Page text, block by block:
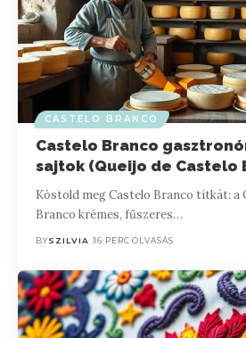
CASTELO BRANCO
Castelo Branco
sajtok (Queijo de Castelo
Kóstold meg Castelo Branco titkát: a
Branco krémes, fűszeres…
BYSZILVIA 16 PERC OLVASÁS